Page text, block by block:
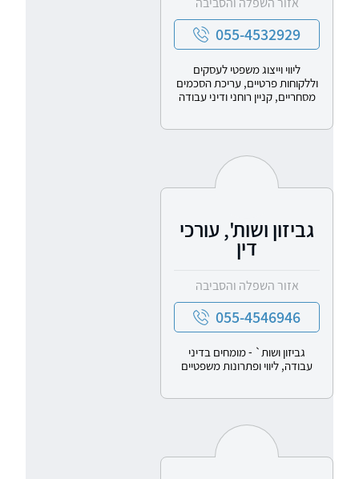
055-4532929
ליווי וייצוג משפטי לעסקים
וללקוחות פרטיים, עריכת הסכמים
מסחריים, קניין רוחני ודיני עבודה
גביזון ושות', עורכי
דין
אזור השפלה והסביבה
055-4546946
גביזון ושות` - מומחים בדיני
עבודה, ליווי ופתרונות משפטיים